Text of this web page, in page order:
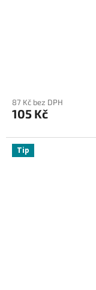
87 Kč bez DPH
105 Kč
Tip